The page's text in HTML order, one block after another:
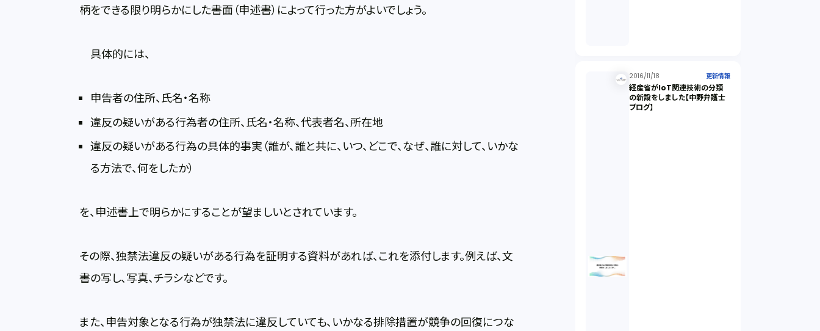
柄をできる限り明らかにした書面（申述書）によって行った方がよいでしょう。
具体的には、
申告者の住所、氏名・名称
違反の疑いがある行為者の住所、氏名・名称、代表者名、所在地
違反の疑いがある行為の具体的事実（誰が、誰と共に、いつ、どこで、なぜ、誰に対して、いかな
る方法で、何をしたか）
を、申述書上で明らかにすることが望ましいとされています。
その際、独禁法違反の疑いがある行為を証明する資料があれば、これを添付します。例えば、文
書の写し、写真、チラシなどです。
また、申告対象となる行為が独禁法に違反していても、いかなる排除措置が競争の回復につな
2016/11/18 更新情報
経産省がIoT関連技術の分類
の新設をしました【中野弁護士
ブログ】